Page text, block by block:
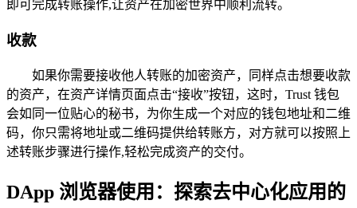
即可完成转账操作,让资产在加密世界中顺利流转。
收款
如果你需要接收他人转账的加密资产，同样点击想要收款
的资产，在资产详情页面点击“接收”按钮，这时，Trust 钱包
会如同一位贴心的秘书，为你生成一个对应的钱包地址和二维
码，你只需将地址或二维码提供给转账方，对方就可以按照上
述转账步骤进行操作,轻松完成资产的交付。
DApp 浏览器使用：探索去中心化应用的